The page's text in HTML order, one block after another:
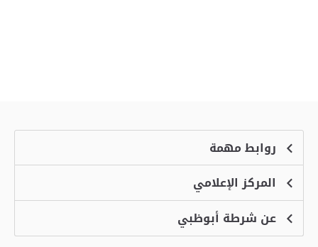
روابط مهمة
الشكاوى
منصة التوظيف الذكية
الاسئلة الشائعة
المركز الإعلامي
الأخبارعن شرطة أبوظبي